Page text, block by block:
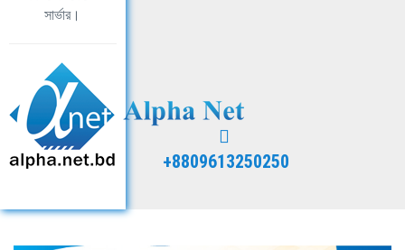
সার্ভার।
+8809613250250